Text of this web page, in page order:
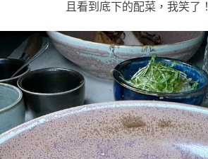
且看到底下的配菜，我笑了！